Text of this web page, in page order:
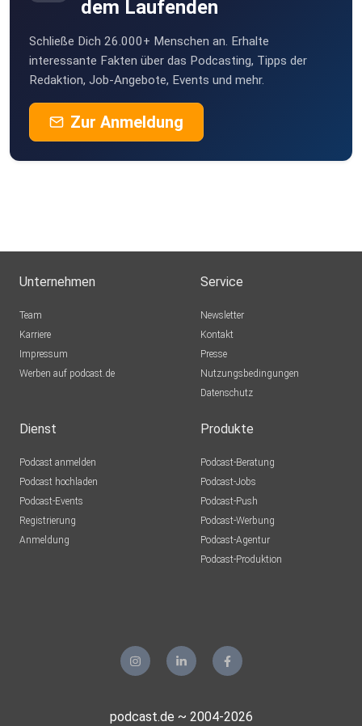
Einsteiger-Bücher für 12 bis 13-jährige Jungs:
(fast) alles von Ursula Poznanski
Chris Bradford: „Das letzte Level“ (Reihe)
Jennifer Killick: „Crater Lake“
Carl Barks /Don Rosa: “Dagobert Duck – Chronik der
reichsten Ente
Für den Gatten, der sich für Amateurfunk interessiert:
Ken Follett: „Die Nadel“
Podcast-Tipp:
https://1.ard.de/kunstverbrechen-staffel-5?cp
Alle Infos zum Podcast: https://ndr.de/eatreadsleep
Mail gern an: eatreadsleep@ndr.de
Alle Lesekreise: https://ndr.de/eatreadsleep-lesekreise
dem Laufenden
Schließe Dich 26.000+ Menschen an. Erhalte
interessante Fakten über das Podcasting, Tipps der
Redaktion, Job-Angebote, Events und mehr.
Zur Anmeldung
Unternehmen
Team
Karriere
Impressum
Werben auf podcast.de
Service
Newsletter
Kontakt
Presse
Nutzungsbedingungen
Datenschutz
Dienst
Podcast anmelden
Podcast hochladen
Podcast-Events
Registrierung
Anmeldung
Produkte
Podcast-Beratung
Podcast-Jobs
Podcast-Push
Podcast-Werbung
Podcast-Agentur
Podcast-Produktion
podcast.de ~ 2004-2026